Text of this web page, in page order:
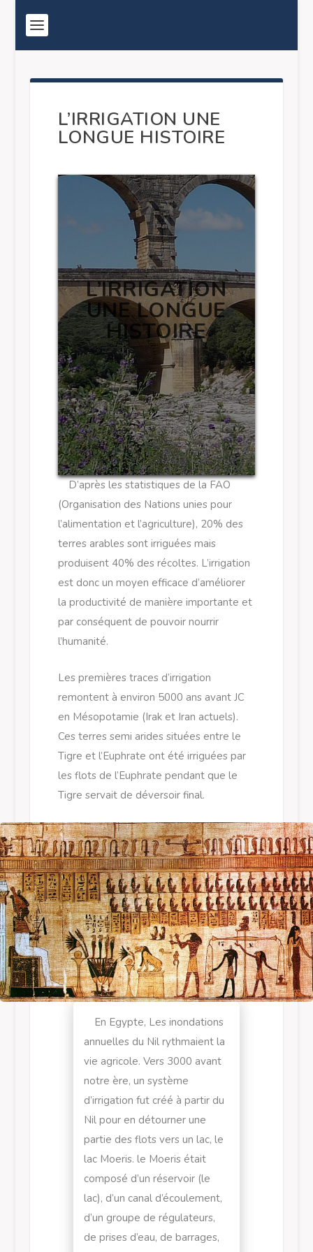
L’IRRIGATION UNE
LONGUE HISTOIRE
L’IRRIGATION
UNE LONGUE
HISTOIRE
D’après les statistiques de la FAO
(Organisation des Nations unies pour
l’alimentation et l’agriculture), 20% des
terres arables sont irriguées mais
produisent 40% des récoltes. L’irrigation
est donc un moyen efficace d’améliorer
la productivité de manière importante et
par conséquent de pouvoir nourrir
l’humanité.
Les premières traces d’irrigation
remontent à environ 5000 ans avant JC
en Mésopotamie (Irak et Iran actuels).
Ces terres semi arides situées entre le
Tigre et l’Euphrate ont été irriguées par
les flots de l’Euphrate pendant que le
Tigre servait de déversoir final.
En Egypte, Les inondations
annuelles du Nil rythmaient la
vie agricole. Vers 3000 avant
notre ère, un système
d’irrigation fut créé à partir du
Nil pour en détourner une
partie des flots vers un lac, le
lac Moeris. le Moeris était
composé d’un réservoir (le
lac), d’un canal d’écoulement,
d’un groupe de régulateurs,
de prises d’eau, de barrages,